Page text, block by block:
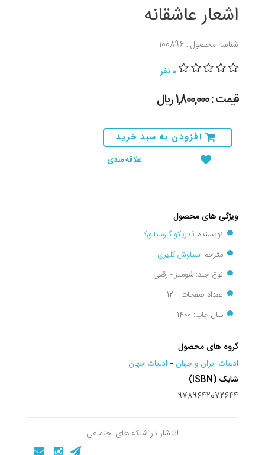
اشعار عاشقانه
شناسه محصول : 100896
0 نفر
قیمت : 1,800,000 ريال
افزودن به سبد خرید
علاقه مندی
ویژگی های محصول
نویسنده: فدریکو گارسیالورکا
مترجم: سیاوش کلهری
نوع جلد: شومیز - رقعی
تعداد صفحات: 120
سال چاپ: 1400
گروه های محصول
ادبيات ايران و جهان - ادبيات جهان
شابک (ISBN)
9789642072644
انتشار در شبکه های اجتماعی